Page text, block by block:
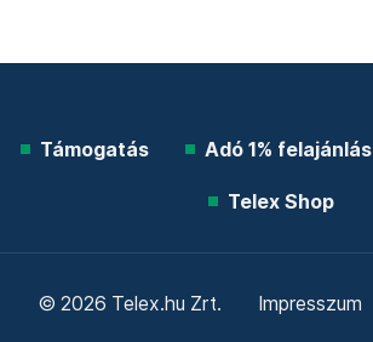
Támogatás Adó 1% felajánlás
Telex Shop
© 2026 Telex.hu Zrt. Impresszum